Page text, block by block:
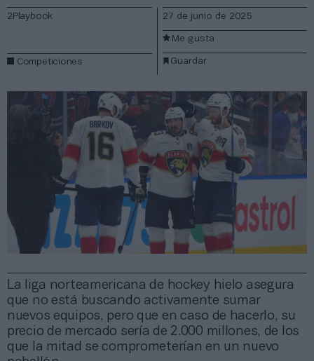
La liga norteamericana de hockey hielo asegura
que no está buscando activamente sumar
nuevos equipos, pero que en caso de hacerlo, su
precio de mercado sería de 2.000 millones, de los
que la mitad se comprometerían en un nuevo
2Playbook
Competiciones
27 de junio de 2025
Guardar
Me gusta